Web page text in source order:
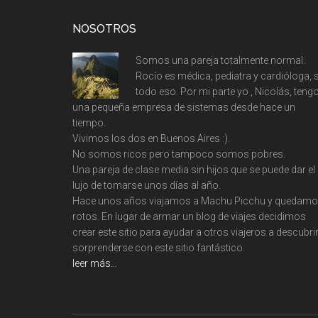
NOSOTROS
Somos una pareja totalmente normal.
Rocío es médica, pediatra y cardióloga,
todo eso. Por mi parte yo , Nicolás, tengo
una pequeña empresa de sistemas desde hace un
tiempo.
Vivimos los dos en Buenos Aires :).
No somos ricos pero tampoco somos pobres.
Una pareja de clase media sin hijos que se puede dar el
lujo de tomarse unos días al año.
Hace unos años viajamos a Machu Picchu y
rotos. En lugar de armar un blog de viajes decidimos
crear este sitio para ayudar a otros viajeros a
sorprenderse con este sitio fantástico.
leer más…